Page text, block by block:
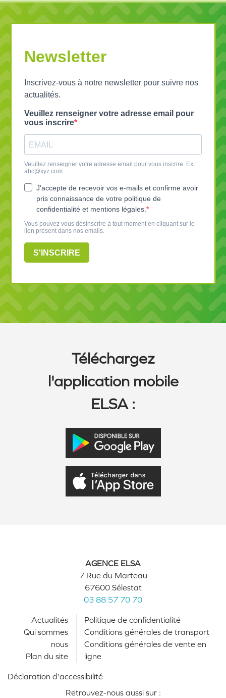
Téléchargez
l'application mobile
ELSA :
AGENCE ELSA
7 Rue du Marteau
67600 Sélestat
03 88 57 70 70
Actualités
Qui sommes
nous
Plan du site
Politique de confidentialité
Conditions générales de transport
Conditions générales de vente en
ligne
Déclaration d'accessibilité
Retrouvez-nous aussi sur :